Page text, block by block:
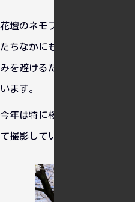
花壇のネモフィラが満開で、
たちなかにもネモフィラを見
みを避けるために、有給休暇
います。
今年は特に桜の写真を海外の
て撮影していました。